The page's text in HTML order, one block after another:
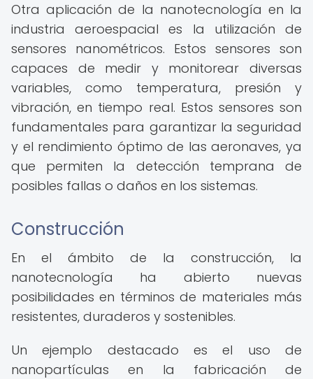
Otra aplicación de la nanotecnología en la
industria aeroespacial es la utilización de
sensores nanométricos. Estos sensores son
capaces de medir y monitorear diversas
variables, como temperatura, presión y
vibración, en tiempo real. Estos sensores son
fundamentales para garantizar la seguridad
y el rendimiento óptimo de las aeronaves, ya
que permiten la detección temprana de
posibles fallas o daños en los sistemas.
Construcción
En el ámbito de la construcción, la
nanotecnología ha abierto nuevas
posibilidades en términos de materiales más
resistentes, duraderos y sostenibles.
Un ejemplo destacado es el uso de
nanopartículas en la fabricación de